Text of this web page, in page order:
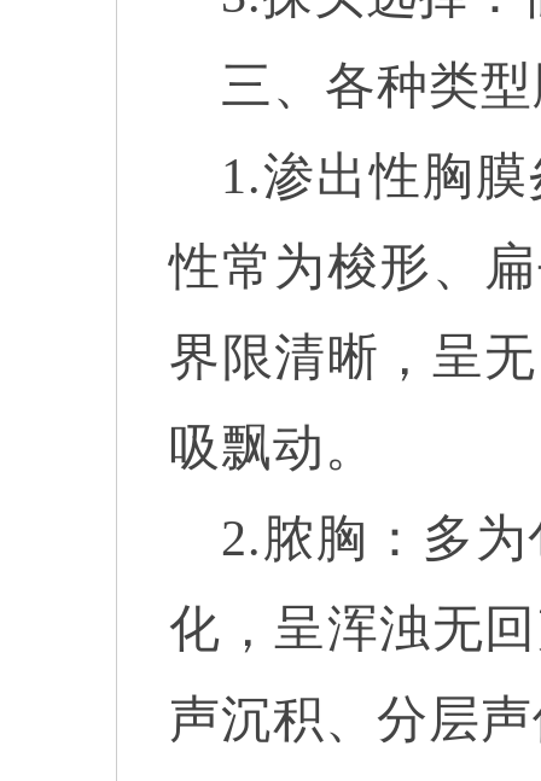
三、各种类
1.渗出性胸
性常为梭形、
界限清晰，呈
吸飘动。
2.脓胸：多
化，呈浑浊无
声沉积、分层